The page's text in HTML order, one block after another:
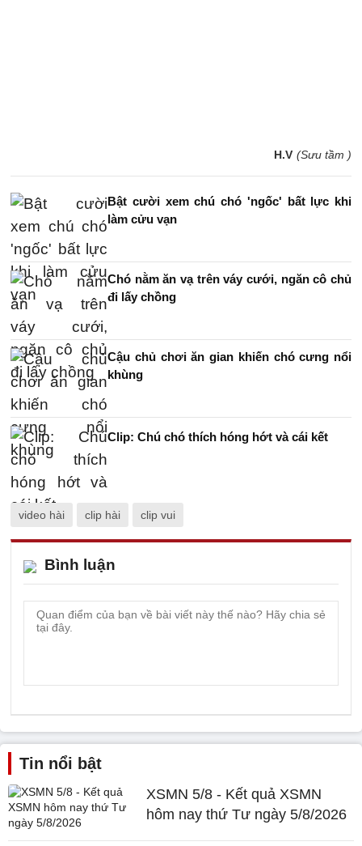
H.V (Sưu tầm )
Bật cười xem chú chó 'ngốc' bất lực khi
làm cửu vạn
Chó nằm ăn vạ trên váy cưới, ngăn cô chủ
đi lấy chồng
Cậu chủ chơi ăn gian khiến chó cưng nổi
khùng
Clip: Chú chó thích hóng hớt và cái kết
video hài clip hài clip vui
Bình luận
Tin nổi bật
XSMN 5/8 - Kết quả XSMN
hôm nay thứ Tư ngày 5/8/2026